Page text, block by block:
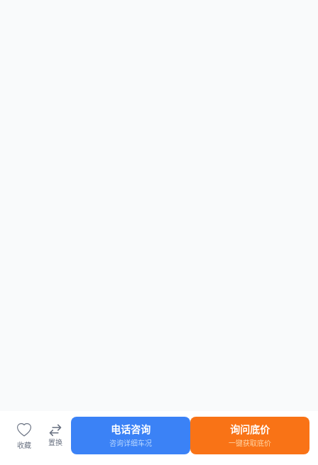
收藏 置换
电话咨询
咨询详细车况
询问底价
一键获取底价
车源 知识 登录